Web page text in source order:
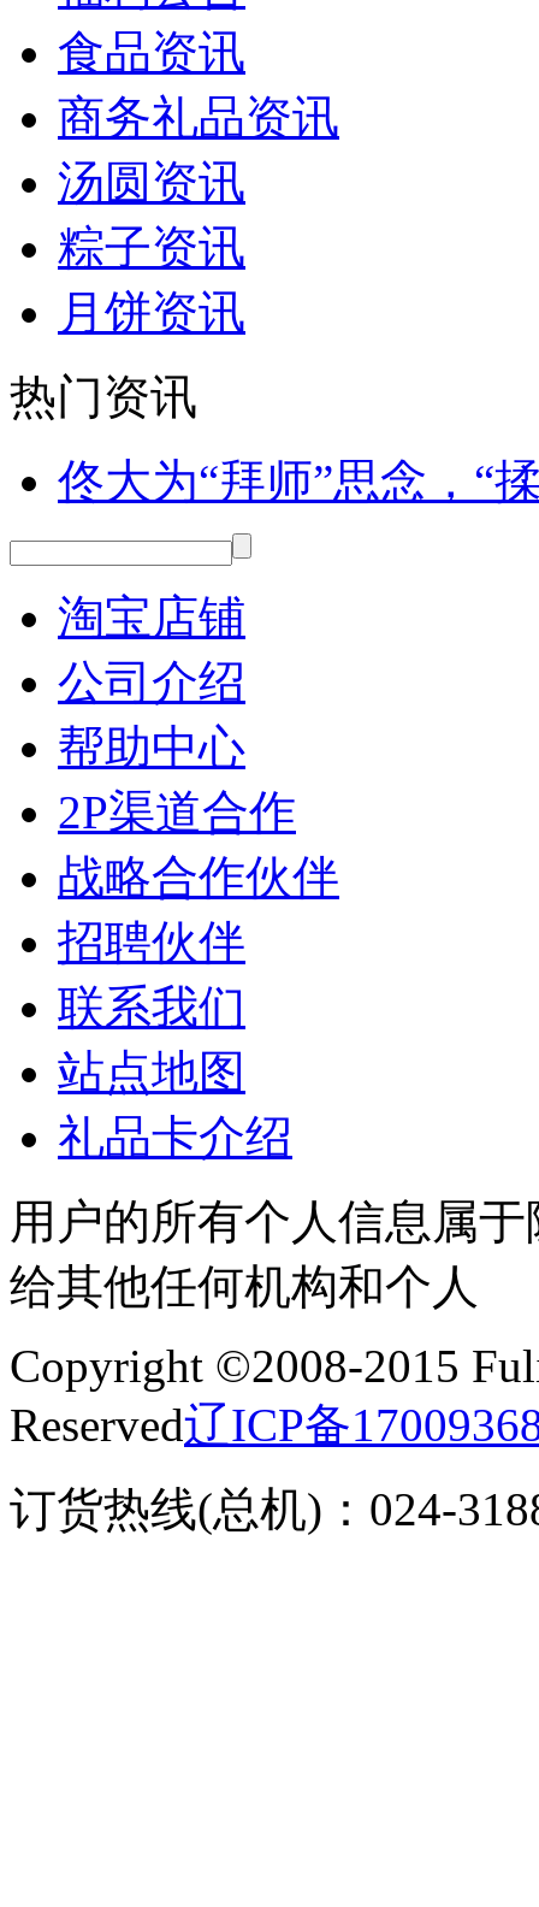
食品资讯
商务礼品资讯
汤圆资讯
粽子资讯
月饼资讯
热门资讯
佟大为“拜师”思念，“
淘宝店铺
公司介绍
帮助中心
2P渠道合作
战略合作伙伴
招聘伙伴
联系我们
站点地图
礼品卡介绍
用户的所有个人信息属
给其他任何机构和个人
Copyright ©2008-2015
Reserved辽ICP备
订货热线(总机)：024-